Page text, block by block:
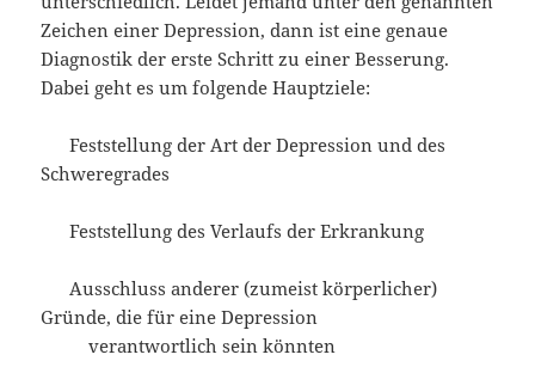
Zeichen einer Depression, dann ist eine genaue
Diagnostik der erste Schritt zu einer Besserung.
Dabei geht es um folgende Hauptziele:
Feststellung der Art der Depression und des
Schweregrades
Feststellung des Verlaufs der Erkrankung
Ausschluss anderer (zumeist körperlicher)
Gründe, die für eine Depression
verantwortlich sein könnten